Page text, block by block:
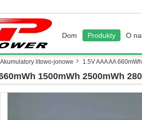
Dom Produkty O
Akumulatory litowo-jonowe 1.5V AAA AA
1500mWh 2500mWh